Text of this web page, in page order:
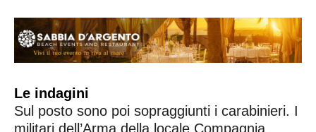
Le indagini
Sul posto sono poi sopraggiunti i carabinieri. I
militari dell’Arma della locale Compagnia